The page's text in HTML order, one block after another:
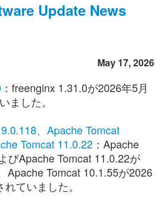
Update News
May 17, 2026
：freenginx 1.31.0が2026年5月
ました。
、Apache Tomcat
Tomcat 11.0.22 ：Apache
びApache Tomcat 11.0.22が
Apache Tomcat 10.1.55が2026
ていました。